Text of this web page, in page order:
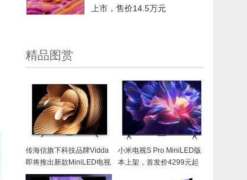
上市，售价14.5万元
精品图赏
传海信旗下科技品牌Vidda
即将推出新款MiniLED电视
小米电视S Pro MiniLED版
本上架，首发价4299元起